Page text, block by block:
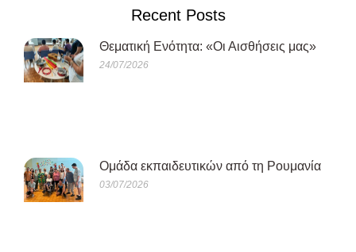
Recent Posts
Θεματική Ενότητα: «Οι Αισθήσεις μας»
24/07/2026
Oμάδα εκπαιδευτικών από τη Ρουμανία
03/07/2026